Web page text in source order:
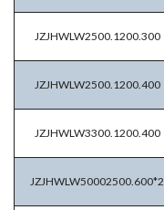
JZJHWLW2500.1200.300
JZJHWLW2500.1200.400
JZJHWLW3300.1200.400
JZJHWLW50002500.600*2